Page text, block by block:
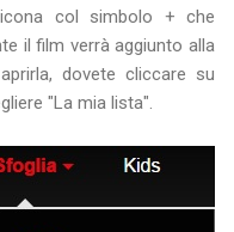
col simbolo + che
il film verrà aggiunto alla
dovete cliccare su
"La mia lista".